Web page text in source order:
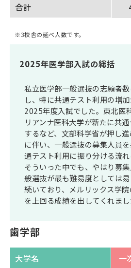
合計
※3校舎の延べ人数です。
2025年医学部入試の総括
私立医学部一般選抜の志願者
し、特に共通テスト利用の増
2025年度入試でした。東北医
リアンナ医科大学が新たに共
するなど、文部科学省が押し
に伴い、一般選抜の募集人員
通テスト利用に振り分ける流れ
そういった中でも、やはり募
般選抜が最も難易度としては
続いており、メルリックス学
を上回る成績を出してくれまし
歯学部
大学名 一